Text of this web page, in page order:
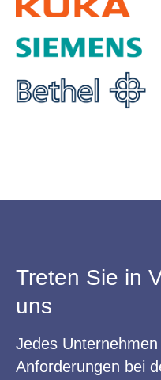
Treten Sie in
uns
Jedes
Anforderungen